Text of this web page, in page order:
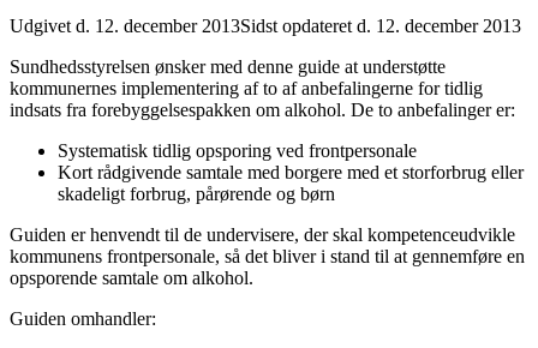
Udgivet d. 12. december 2013Sidst opdateret d. 12. december 2013
Sundhedsstyrelsen ønsker med denne guide at understøtte
kommunernes implementering af to af anbefalingerne for tidlig
indsats fra forebyggelsespakken om alkohol. De to anbefalinger er:
Systematisk tidlig opsporing ved frontpersonale
Kort rådgivende samtale med borgere med et storforbrug eller
skadeligt forbrug, pårørende og børn
Guiden er henvendt til de undervisere, der skal kompetenceudvikle
kommunens frontpersonale, så det bliver i stand til at gennemføre en
opsporende samtale om alkohol.
Guiden omhandler: